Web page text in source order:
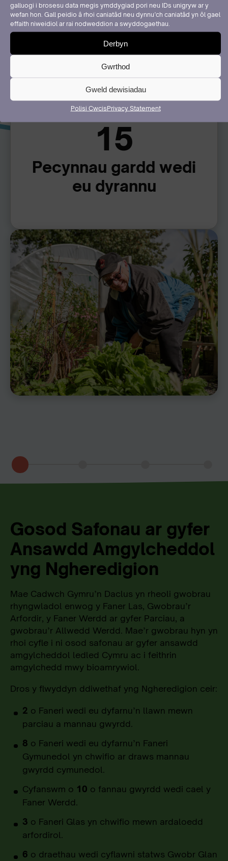
galluogi i brosesu data megis ymddygiad pori neu IDs unigryw ar y
wefan hon. Gall peidio â rhoi caniatâd neu dynnu’ch caniatâd yn ôl gael
effaith niweidiol ar rai nodweddion a swyddogaethau.
Derbyn
Gwrthod
Gweld dewisiadau
Polisi CwcisPrivacy Statement
15
Pecynnau gardd wedi
eu dyrannu
Gosod Safonau ar gyfer
Ansawdd Amgylcheddol
yng Ngheredigion
Mae Cadwch Gymru’n Daclus yn rheoli gwobrau
rhyngwladol enwog y Faner Las, Gwobrau’r
Arfordir, y Faner Werdd ar gyfer Parciau, a
gwobrau’r Allwedd Werdd. Mae’r gwobrau hyn yn
rhoi cyfle i ni osod safonau ar gyfer ansawdd
amgylcheddol ledled Cymru ac i feithrin
amgylchedd mwy bioamrywiol.
Dros y flwyddyn ddiwethaf yng Ngheredigion ceir:
2 o Faneri wedi eu dyfarnu’n llawn mewn
parciau a mannau gwyrdd.
8 o Faneri wedi eu dyfarnu’n Faneri
Gymunedol yn chwifio ar draws mannau
gwyrdd cymunedol.
Cyfanswm o 10 o fannau gwyrdd wedi cael y
Faner Werdd.
3 o Faneri Glas yn chwifio mewn ardaloedd
arfordirol.
6 o draethau wedi cyflawni statws Gwobr Glan